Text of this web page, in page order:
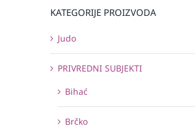
KATEGORIJE PROIZVODA
Judo
PRIVREDNI SUBJEKTI
Bihać
Brčko